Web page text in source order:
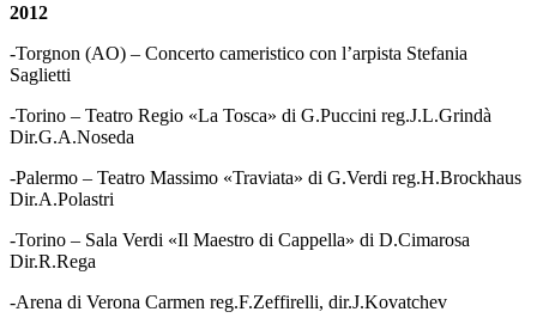
2012
-Torgnon (AO) – Concerto cameristico con l’arpista Stefania
Saglietti
-Torino – Teatro Regio «La Tosca» di G.Puccini reg.J.L.Grindà
Dir.G.A.Noseda
-Palermo – Teatro Massimo «Traviata» di G.Verdi reg.H.Brockhaus
Dir.A.Polastri
-Torino – Sala Verdi «Il Maestro di Cappella» di D.Cimarosa
Dir.R.Rega
-Arena di Verona Carmen reg.F.Zeffirelli, dir.J.Kovatchev